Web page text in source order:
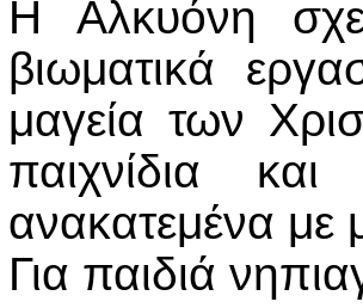
Η Αλκυόνη
βιωματικά
μαγεία των
παιχνίδια
ανακατεμένα με
Για παιδιά